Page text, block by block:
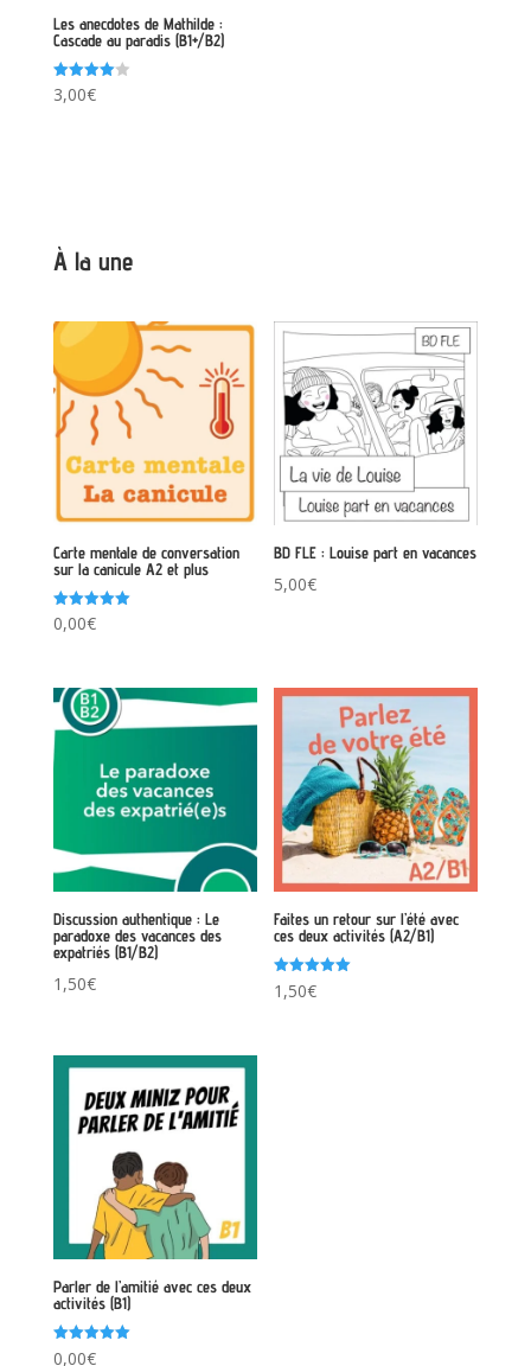
Les anecdotes de Mathilde :
Cascade au paradis (B1+/B2)
Note
4.00
3,00€
À la une
Carte mentale de conversation
sur la canicule A2 et plus
Note
5.00
0,00€
BD FLE : Louise part en vacances
5,00€
Discussion authentique : Le
paradoxe des vacances des
expatriés (B1/B2)
1,50€
Faites un retour sur l’été avec
ces deux activités (A2/B1)
Note
5.00
1,50€
Parler de l’amitié avec ces deux
activités (B1)
Note
0,00€